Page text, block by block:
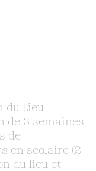
du Lieu
de 3 semaines
de
en scolaire (2
du lieu et